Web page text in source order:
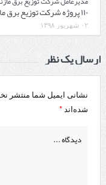
۱۱۰ پروژه شرکت توزیع برق مازندران هفته دولت به بهره برداری می رسد
۰۲ شهریور ۱۳۹۸
ارسال یک نظر
نشانی ایمیل شما منتشر
شده‌اند *